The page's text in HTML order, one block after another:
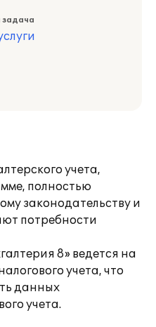
учета,
полностью
законодательству и
потребности
8» ведется на
учета, что
данных
учета.